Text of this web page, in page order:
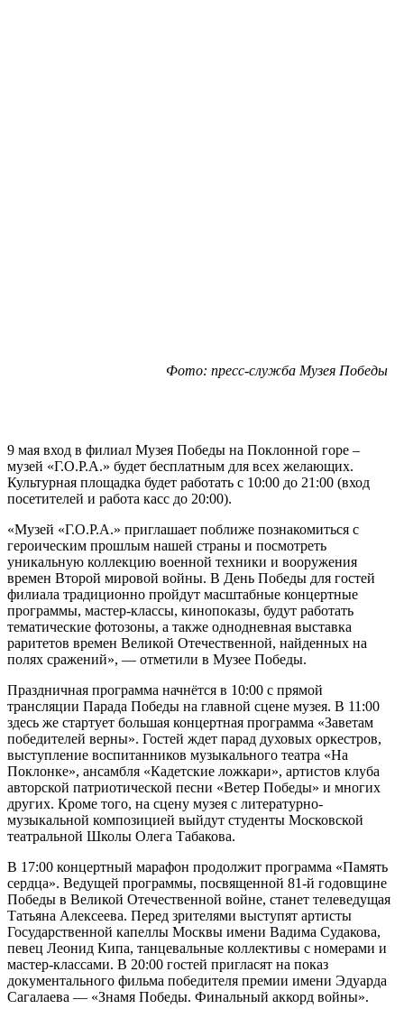
Фото: пресс-служба Музея Победы
9 мая вход в филиал Музея Победы на Поклонной горе –
музей «Г.О.Р.А.» будет бесплатным для всех желающих.
Культурная площадка будет работать с 10:00 до 21:00 (вход
посетителей и работа касс до 20:00).
«Музей «Г.О.Р.А.» приглашает поближе познакомиться с
героическим прошлым нашей страны и посмотреть
уникальную коллекцию военной техники и вооружения
времен Второй мировой войны. В День Победы для гостей
филиала традиционно пройдут масштабные концертные
программы, мастер-классы, кинопоказы, будут работать
тематические фотозоны, а также однодневная выставка
раритетов времен Великой Отечественной, найденных на
полях сражений», — отметили в Музее Победы.
Праздничная программа начнётся в 10:00 с прямой
трансляции Парада Победы на главной сцене музея. В 11:00
здесь же стартует большая концертная программа «Заветам
победителей верны». Гостей ждет парад духовых оркестров,
выступление воспитанников музыкального театра «На
Поклонке», ансамбля «Кадетские ложкари», артистов клуба
авторской патриотической песни «Ветер Победы» и многих
других. Кроме того, на сцену музея с литературно-
музыкальной композицией выйдут студенты Московской
театральной Школы Олега Табакова.
В 17:00 концертный марафон продолжит программа «Память
сердца». Ведущей программы, посвященной 81-й годовщине
Победы в Великой Отечественной войне, станет телеведущая
Татьяна Алексеева. Перед зрителями выступят артисты
Государственной капеллы Москвы имени Вадима Судакова,
певец Леонид Кипа, танцевальные коллективы с номерами и
мастер-классами. В 20:00 гостей пригласят на показ
документального фильма победителя премии имени Эдуарда
Сагалаева — «Знамя Победы. Финальный аккорд войны».